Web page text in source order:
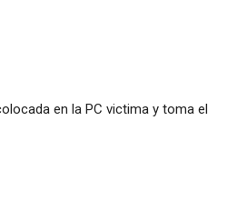
en la PC victima y toma el